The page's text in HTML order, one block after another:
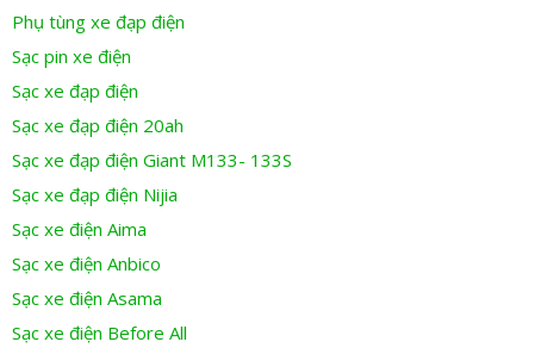
Phụ tùng xe đạp điện
Sạc pin xe điện
Sạc xe đạp điện
Sạc xe đạp điện 20ah
Sạc xe đạp điện Giant M133- 133S
Sạc xe đạp điện Nijia
Sạc xe điện Aima
Sạc xe điện Anbico
Sạc xe điện Asama
Sạc xe điện Before All